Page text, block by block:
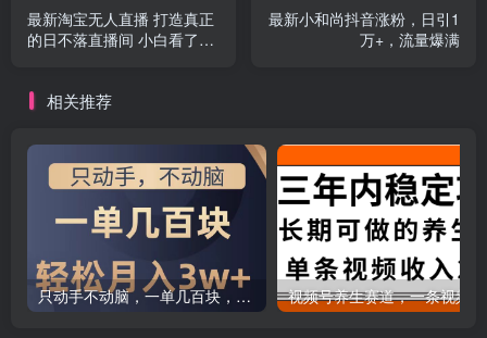
最新淘宝无人直播 打造真正
的日不落直播间 小白看了也
最新小和尚抖音涨粉，日引1
万+，流量爆满
相关推荐
只动手不动脑，一单几百块，轻松月入2w+，看完就能直接操作，详细教程